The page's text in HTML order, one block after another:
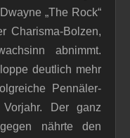
„The Rock“
Charisma-Bolzen,
abnimmt.
deutlich mehr
Pennäler-
Der ganz
nährte den